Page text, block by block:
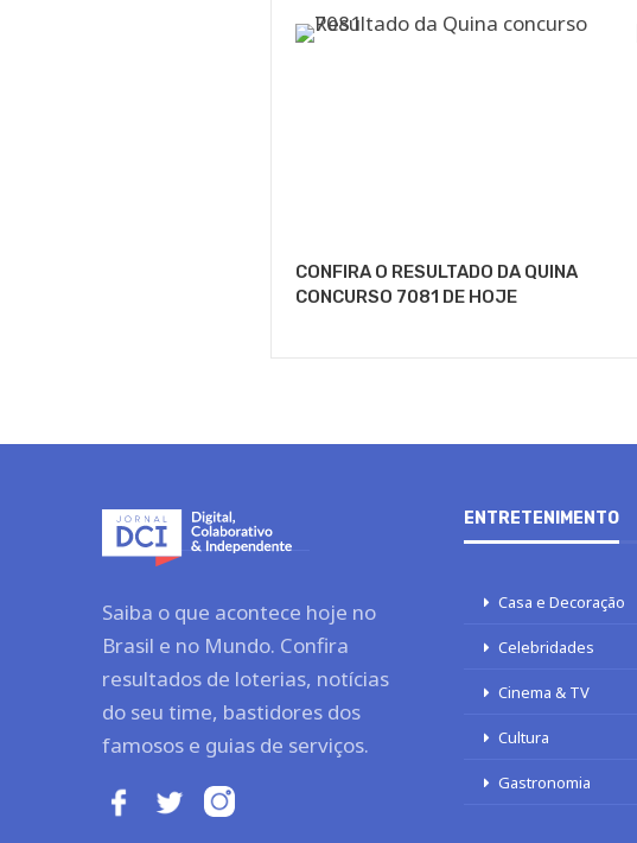
CONFIRA O RESULTADO DA QUINA
CONCURSO 7081 DE HOJE
Saiba o que acontece hoje no
Brasil e no Mundo. Confira
resultados de loterias, notícias
do seu time, bastidores dos
famosos e guias de serviços.
ENTRETENIMENTO
Casa e Decoração
Celebridades
Cinema & TV
Cultura
Gastronomia